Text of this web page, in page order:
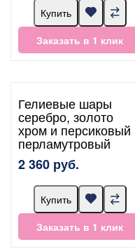
Купить
Заказать в 1 клик
Гелиевые шары
серебро, золото
хром и персиковый
перламутровый
2 360 руб.
Купить
Заказать в 1 клик